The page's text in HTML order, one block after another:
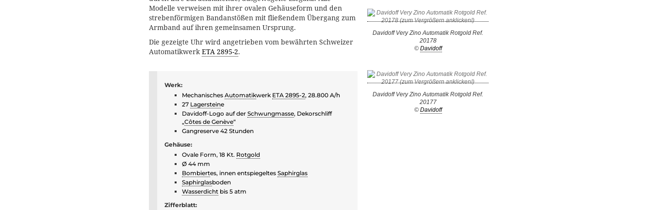
Davidoff Very Zino Automatik Rotgold Ref.
20178
© Davidoff
Davidoff Very Zino Automatik Rotgold Ref.
20177
© Davidoff
Modelle verweisen mit ihrer ovalen Gehäuseform und den
strebenförmigen Bandanstößen mit fließendem Übergang zum
Armband auf ihren gemeinsamen Ursprung.
Die gezeigte Uhr wird angetrieben vom bewährten Schweizer
AutomatikwerkETA 2895-2.
Werk:
Mechanisches Automatikwerk ETA 2895-2, 28.800 A/h
27 Lagersteine
Davidoff-Logo auf der Schwungmasse, Dekorschliff
„Côtes de Genève“
Gangreserve 42 Stunden
Gehäuse:
Ovale Form, 18 Kt. Rotgold
Ø 44 mm
Bombiertes, innen entspiegeltes Saphirglas
Saphirglasboden
Wasserdicht bis 5 atm
Zifferblatt: